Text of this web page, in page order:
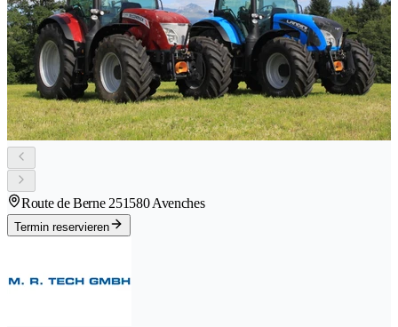
Route de Berne 251580 Avenches
Termin reservieren